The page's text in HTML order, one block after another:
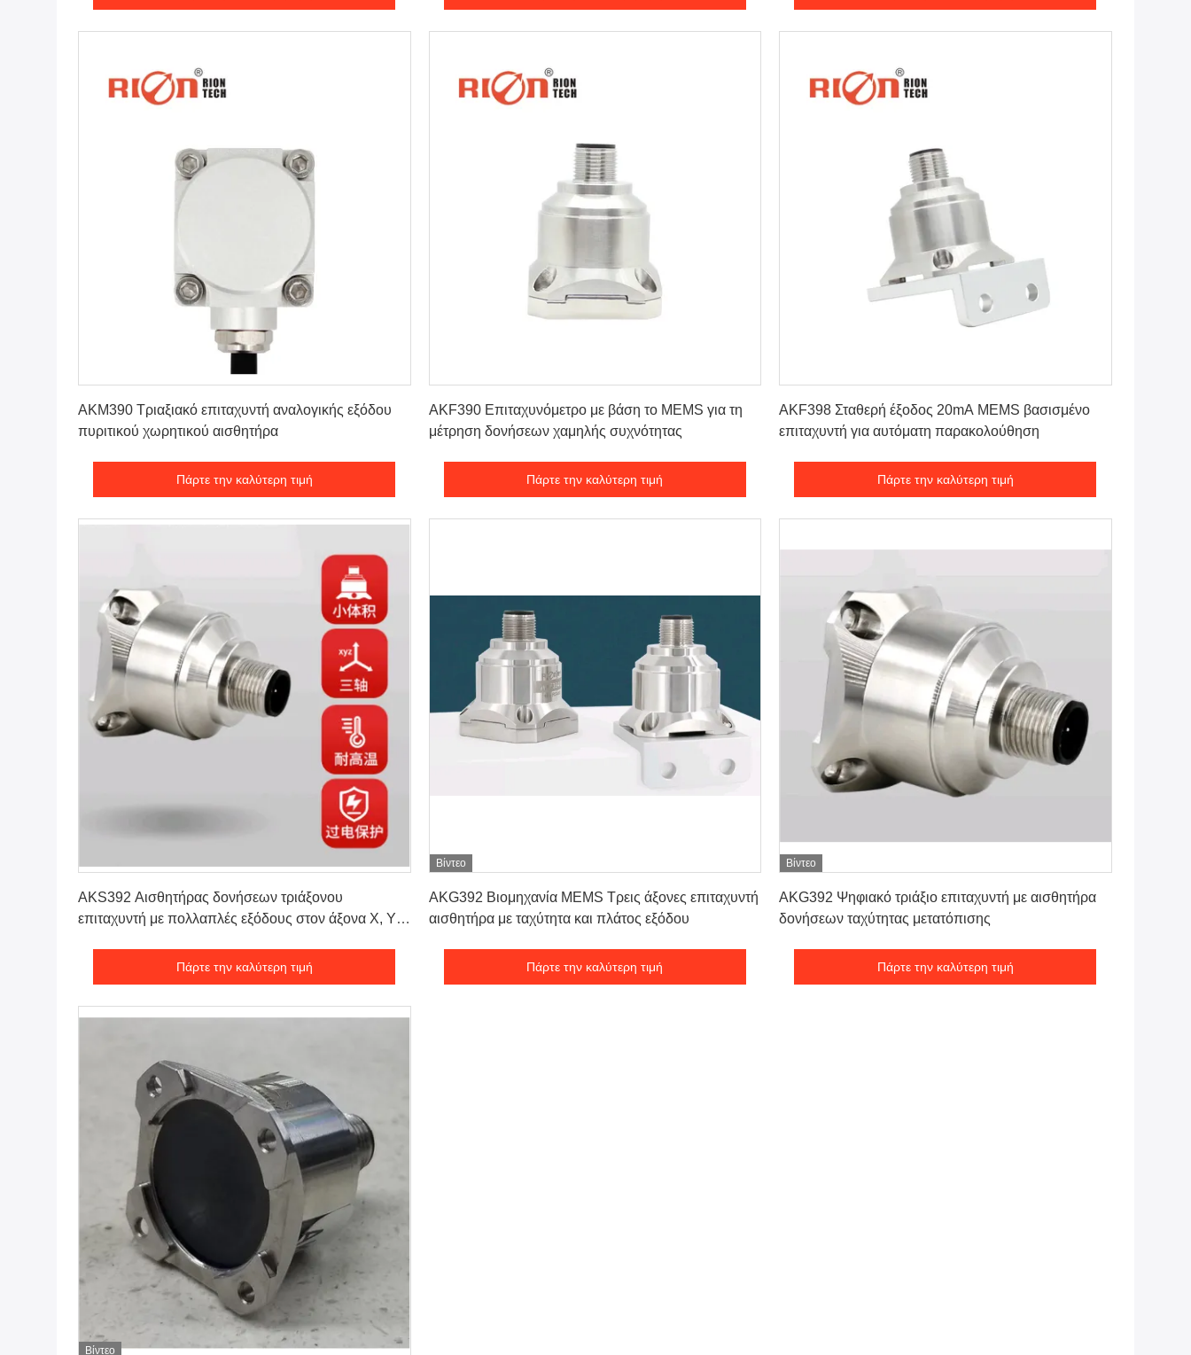
AKM390 Τριαξιακό επιταχυντή αναλογικής εξόδου
πυριτικού χωρητικού αισθητήρα
Πάρτε την καλύτερη τιμή
AKF390 Επιταχυνόμετρο με βάση το MEMS για τη
μέτρηση δονήσεων χαμηλής συχνότητας
Πάρτε την καλύτερη τιμή
AKF398 Σταθερή έξοδος 20mA MEMS βασισμένο
επιταχυντή για αυτόματη παρακολούθηση
Πάρτε την καλύτερη τιμή
AKS392 Αισθητήρας δονήσεων τριάξονου
επιταχυντή με πολλαπλές εξόδους στον άξονα X, Y, Z
Πάρτε την καλύτερη τιμή
Βίντεο
AKG392 Βιομηχανία MEMS Τρεις άξονες επιταχυντή
αισθητήρα με ταχύτητα και πλάτος εξόδου
Πάρτε την καλύτερη τιμή
Βίντεο
AKG392 Ψηφιακό τριάξιο επιταχυντή με αισθητήρα
δονήσεων ταχύτητας μετατόπισης
Πάρτε την καλύτερη τιμή
Βίντεο